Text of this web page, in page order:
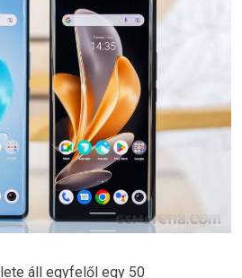
áll egyfelől egy 50